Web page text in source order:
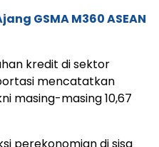
GSMA M360 ASEAN
kredit di sektor
mencatatkan
masing-masing 10,67